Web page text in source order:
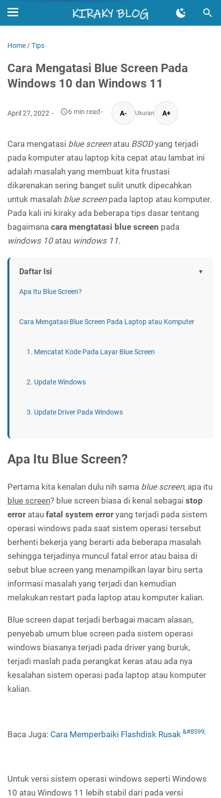
Home /Tips
Cara Mengatasi Blue Screen Pada
Windows 10 dan Windows 11
April 27, 2022 6 min read A- Ukuran A+
Cara mengatasi blue screenatau BSODyang terjadi
pada komputer atau laptop kita cepat atau lambat ini
adalah masalah yang membuat kita frustasi
dikarenakan sering banget sulit unutk dipecahkan
untuk masalah blue screenpada laptop atau komputer.
Pada kali ini kiraky ada beberapa tips dasar tentang
bagaimana cara mengtatasi blue screen pada
windows 10atau windows 11.
Daftar Isi
Apa Itu Blue Screen?
Cara Mengatasi Blue Screen Pada Laptop atau Komputer
1. Mencatat Kode Pada Layar Blue Screen
2. Update Windows
3. Update Driver Pada Windows
6. Menguji Perangkat Keras Laptop Atau Komputer
7. Memeriksa File Sistem
Apa Itu Blue Screen?
Pertama kita kenalan dulu nih sama blue screen, apa itu
blue screen? blue screen biasa di kenal sebagai stop
error atau fatal system error yang terjadi pada sistem
operasi windows pada saat sistem operasi tersebut
berhenti bekerja yang berarti ada beberapa masalah
sehingga terjadinya muncul fatal error atau baisa di
sebut blue screen yang menampilkan layar biru serta
informasi masalah yang terjadi dan kemudian
melakukan restart pada laptop atau komputer kalian.
Blue screen dapat terjadi berbagai macam alasan,
penyebab umum blue screen pada sistem operasi
windows biasanya terjadi pada driver yang buruk,
terjadi maslah pada perangkat keras atau ada nya
kesalahan sistem operasi pada laptop atau komputer
kalian.
Baca Juga: Cara Memperbaiki Flashdisk Rusak
Untuk versi sistem operasi windows seperti Windows
10 atau Windows 11 lebih stabil dari pada versi